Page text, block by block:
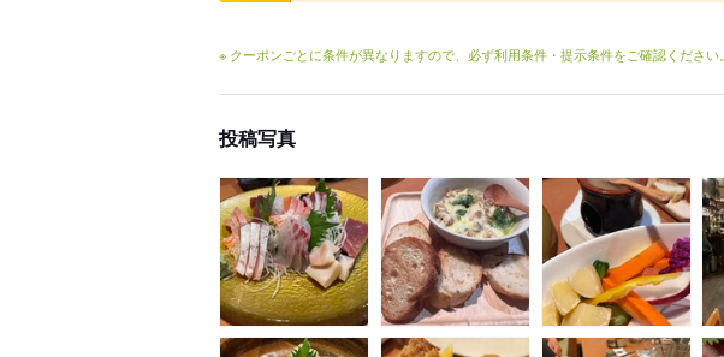
※ クーポンごとに条件が異なりますので、必ず利用条件・提示条件をご確認ください。
投稿写真